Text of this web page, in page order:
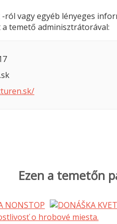
ról vagy egyéb lényeges
temető adminisztrátorával:
Ezen a temetőn